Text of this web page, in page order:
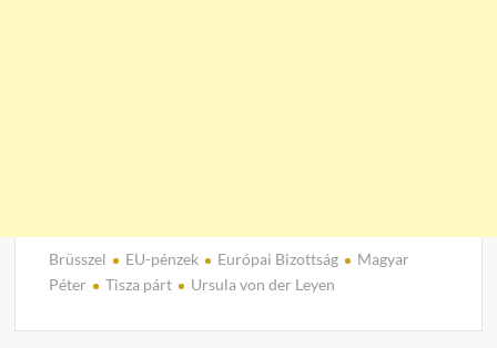
Brüsszel EU-pénzek Európai Bizottság
Magyar
Péter
Tisza párt Ursula von der Leyen